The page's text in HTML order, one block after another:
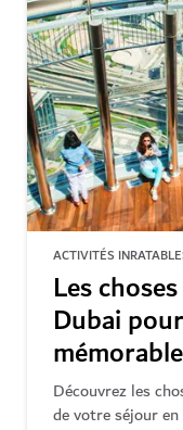
ACTIVITÉS
Les
Dubai
Découvrez les
de votre séjour